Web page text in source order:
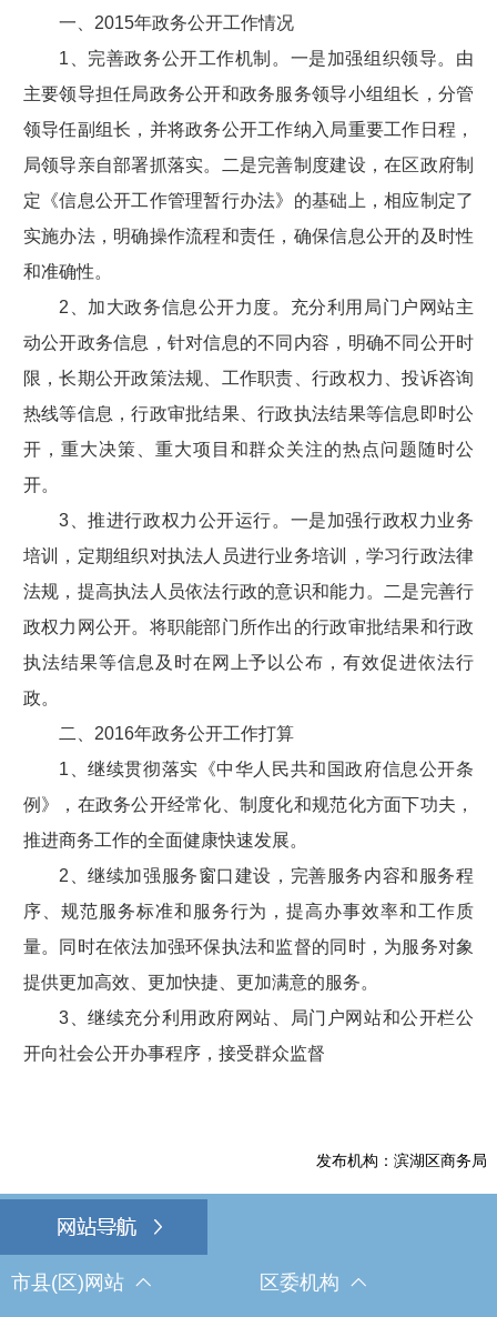
一、2015年政务公开工作情况
1、完善政务公开工作机制。一是加强组织领导。由
主要领导担任局政务公开和政务服务领导小组组长，分管
领导任副组长，并将政务公开工作纳入局重要工作日程，
局领导亲自部署抓落实。二是完善制度建设，在区政府制
定《信息公开工作管理暂行办法》的基础上，相应制定了
实施办法，明确操作流程和责任，确保信息公开的及时性
和准确性。
2、加大政务信息公开力度。充分利用局门户网站主
动公开政务信息，针对信息的不同内容，明确不同公开时
限，长期公开政策法规、工作职责、行政权力、投诉咨询
热线等信息，行政审批结果、行政执法结果等信息即时公
开，重大决策、重大项目和群众关注的热点问题随时公
开。
3、推进行政权力公开运行。一是加强行政权力业务
培训，定期组织对执法人员进行业务培训，学习行政法律
法规，提高执法人员依法行政的意识和能力。二是完善行
政权力网公开。将职能部门所作出的行政审批结果和行政
执法结果等信息及时在网上予以公布，有效促进依法行
政。
二、2016年政务公开工作打算
1、继续贯彻落实《中华人民共和国政府信息公开条
例》，在政务公开经常化、制度化和规范化方面下功夫，
推进商务工作的全面健康快速发展。
2、继续加强服务窗口建设，完善服务内容和服务程
序、规范服务标准和服务行为，提高办事效率和工作质
量。同时在依法加强环保执法和监督的同时，为服务对象
提供更加高效、更加快捷、更加满意的服务。
3、继续充分利用政府网站、局门户网站和公开栏公
开向社会公开办事程序，接受群众监督
发布机构：滨湖区商务局
市县(区)网站 区委机构